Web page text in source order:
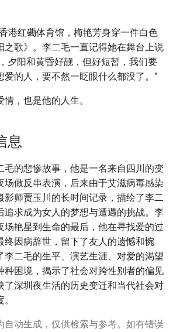
港红磡体育馆，梅艳芳身穿一件白色
之歌》。李二毛一直记得她在舞台上说
夕阳和黄昏好靓，但好短暂，我们要
爱的人，要不然一眨眼什么都没了。”
，也是他的人生。
息
毛的悲惨故事，他是一名来自四川的变
场做反串表演，后来由于艾滋病毒感染
影师贾玉川的长时间记录，描绘了李二
追求成为女人的梦想与遭遇的挑战。李
场艳星到生命的最后，他在寻找爱的过
终因病辞世，留下了友人的遗憾和惋
李二毛的生平、演艺生涯、对爱的渴望
种困境，揭示了社会对跨性别者的偏见
了深圳夜生活的历史变迁和当代社会对
自动生成，仅供检索与参考。如有错误